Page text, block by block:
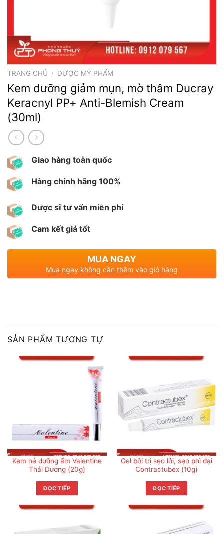
TRANG CHỦ / DƯỢC MỸ PHẨM
Kem dưỡng giảm mụn, mờ thâm Ducray
Keracnyl PP+ Anti-Blemish Cream
(30ml)
Giao hàng toàn quốc
Hàng chính hãng 100%
Dược sĩ tư vấn miễn phí
Cam kết giá tốt
MUA NGAY
Mua ngay không cần thêm vào giỏ hàng
SẢN PHẨM TƯƠNG TỰ
Kem nẻ dưỡng ẩm Valentine
Thái Dương (20g)
ĐỌC TIẾP
Gel bôi trị sẹo lồi, sẹo phì đại
Contractubex (10g)
ĐỌC TIẾP